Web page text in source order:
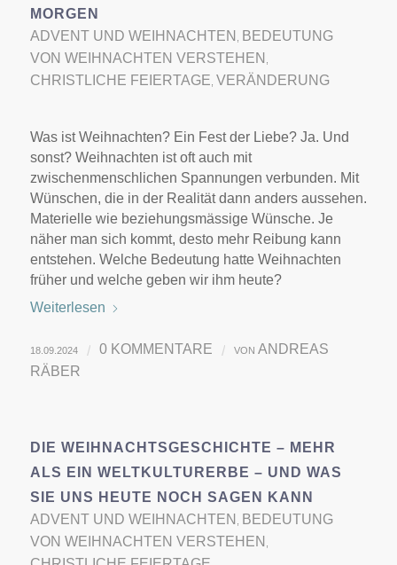
MORGEN
ADVENT UND WEIHNACHTEN
BEDEUTUNG
VON WEIHNACHTEN VERSTEHEN
CHRISTLICHE FEIERTAGE VERÄNDERUNG
Was ist Weihnachten? Ein Fest der Liebe? Ja. Und
sonst? Weihnachten ist oft auch mit
zwischenmenschlichen Spannungen verbunden. Mit
Wünschen, die in der Realität dann anders aussehen.
Materielle wie beziehungsmässige Wünsche. Je
näher man sich kommt, desto mehr Reibung kann
entstehen. Welche Bedeutung hatte Weihnachten
früher und welche geben wir ihm heute?
Weiterlesen
18.09.2024 / 0 KOMMENTARE / VON ANDREAS
RÄBER
DIE WEIHNACHTSGESCHICHTE – MEHR
ALS EIN WELTKULTURERBE – UND WAS
SIE UNS HEUTE NOCH SAGEN KANN
ADVENT UND WEIHNACHTEN
BEDEUTUNG
VON WEIHNACHTEN VERSTEHEN